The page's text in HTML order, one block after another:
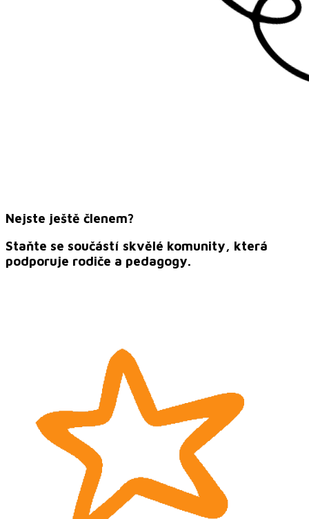
Nejste ještě členem?
Staňte se součástí skvělé komunity, která
podporuje rodiče a pedagogy.